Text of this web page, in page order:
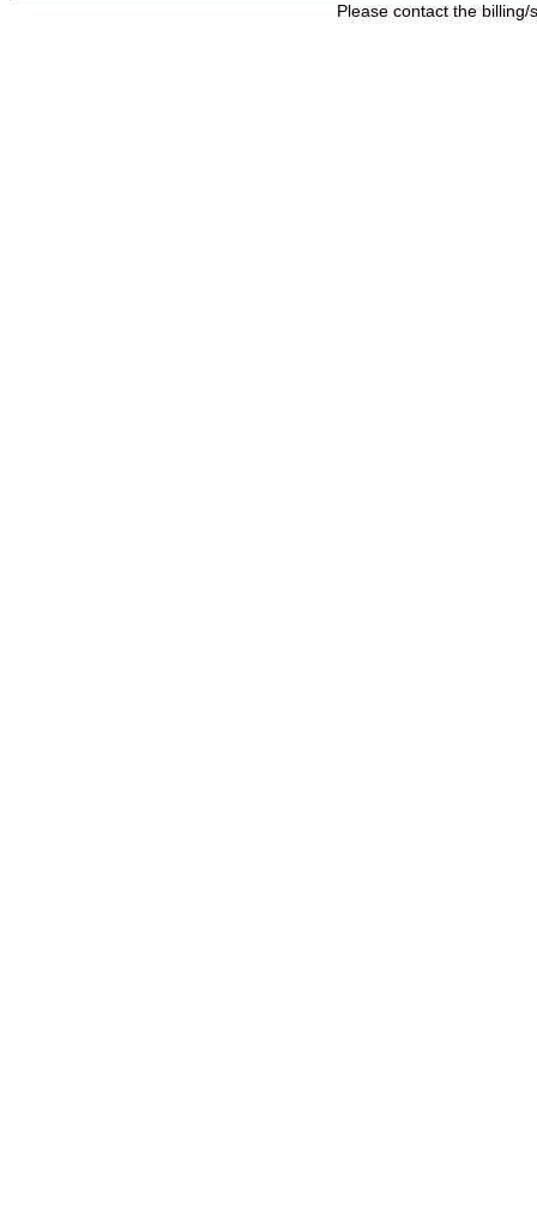
Please contact the